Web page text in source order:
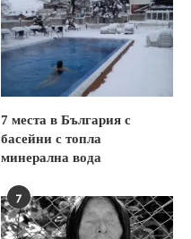
7 места в България с
басейни с топла
минерална вода
7